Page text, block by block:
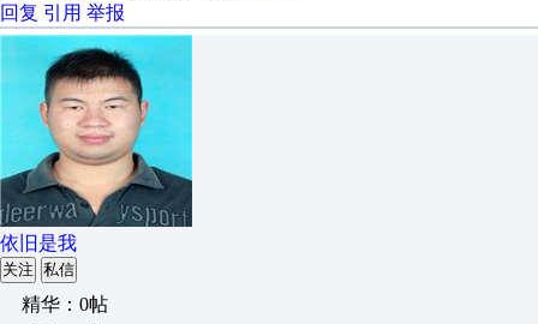
回复 引用 举报
依旧是我
关注 私信
精华：0帖